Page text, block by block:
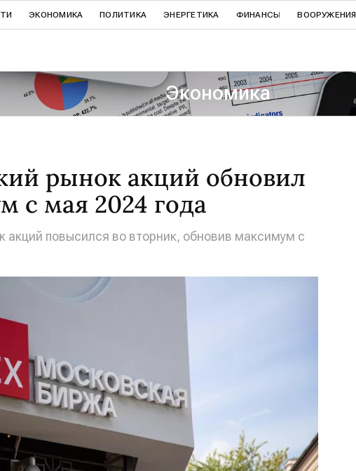
ЭКОНОМИКА ПОЛИТИКА ЭНЕРГЕТИКА ФИНАНСЫ ВООРУЖЕНИЯ
Экономика
рынок акций обновил
с мая 2024 года
акций повысился во вторник, обновив максимум с